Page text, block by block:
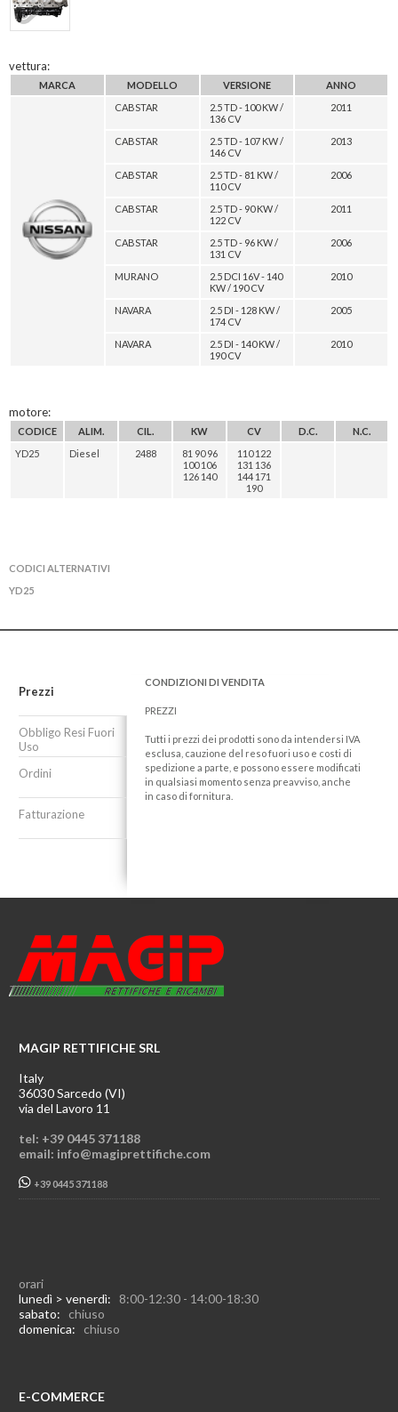
vettura:
MARCA MODELLO VERSIONE
ANNO
CABSTAR
2.5 TD - 100 KW /
136 CV
2011
CABSTAR
2.5 TD - 107 KW /
146 CV
2013
CABSTAR
2.5 TD - 81 KW /
110 CV
2006
CABSTAR
2.5 TD - 90 KW /
122 CV
2011
CABSTAR
2.5 TD - 96 KW /
131 CV
2006
MURANO
2.5 DCI 16V - 140
KW / 190 CV
2010
NAVARA
2.5 DI - 128 KW /
174 CV
2005
NAVARA
2.5 DI - 140 KW /
190 CV
2010
motore:
CODICE ALIM. CIL. KW CV D.C.
N.C.
YD25
Diesel 2488
81 90 96
100 106
126 140
110 122
131 136
144 171
190
CODICI ALTERNATIVI
YD25
Prezzi
Obbligo Resi Fuori
Uso
Ordini
Fatturazione
CONDIZIONI DI VENDITA
PREZZI
Tutti i prezzi dei prodotti sono da intendersi IVA
esclusa, cauzione del reso fuori uso e costi di
spedizione a parte, e possono essere modificati
in qualsiasi momento senza preavviso, anche
in caso di fornitura.
MAGIP RETTIFICHE SRL
Italy
36030 Sarcedo (VI)
via del Lavoro 11
tel: +39 0445 371188
email: info@magiprettifiche.com
+39 0445 371188
orari
lunedì > venerdì: 8:00-12:30 - 14:00-18:30
sabato: chiuso
domenica: chiuso
E-COMMERCE